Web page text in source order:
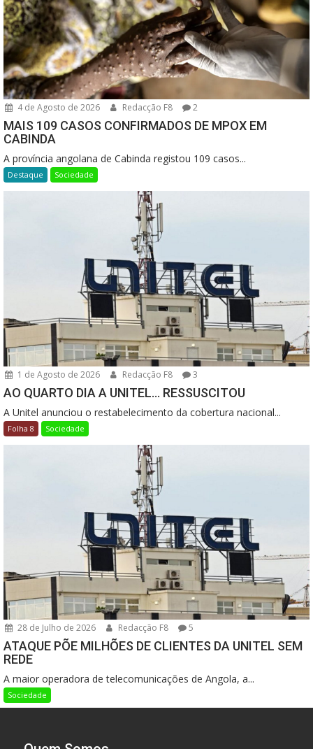
4 de Agosto de 2026 Redacção F8 2
MAIS 109 CASOS CONFIRMADOS DE MPOX EM
CABINDA
A província angolana de Cabinda registou 109 casos...
Destaque Sociedade
1 de Agosto de 2026 Redacção F8 3
AO QUARTO DIA A UNITEL… RESSUSCITOU
A Unitel anunciou o restabelecimento da cobertura nacional...
Folha 8 Sociedade
28 de Julho de 2026 Redacção F8 5
ATAQUE PÕE MILHÕES DE CLIENTES DA UNITEL SEM
REDE
A maior operadora de telecomunicações de Angola, a...
Sociedade